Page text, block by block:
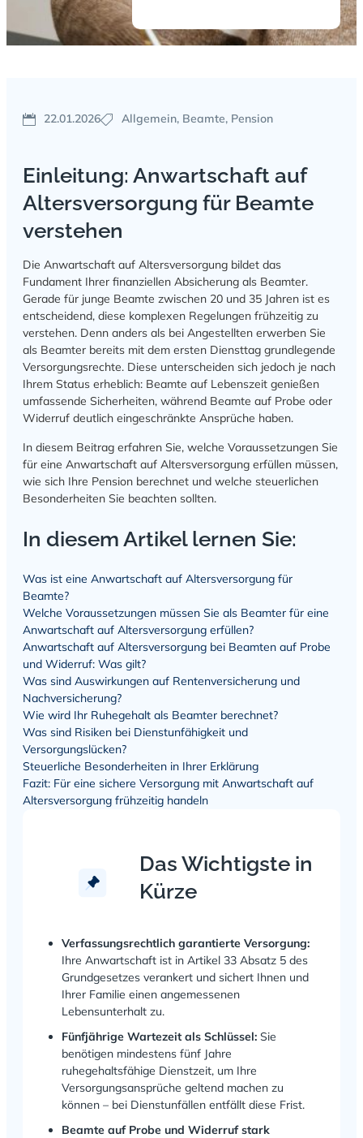
22.01.2026 Allgemein, Beamte, Pension
Einleitung: Anwartschaft auf
Altersversorgung für Beamte
verstehen
Die Anwartschaft auf Altersversorgung bildet das
Fundament Ihrer finanziellen Absicherung als Beamter.
Gerade für junge Beamte zwischen 20 und 35 Jahren ist es
entscheidend, diese komplexen Regelungen frühzeitig zu
verstehen. Denn anders als bei Angestellten erwerben Sie
als Beamter bereits mit dem ersten Diensttag grundlegende
Versorgungsrechte. Diese unterscheiden sich jedoch je nach
Ihrem Status erheblich: Beamte auf Lebenszeit genießen
umfassende Sicherheiten, während Beamte auf Probe oder
Widerruf deutlich eingeschränkte Ansprüche haben.
In diesem Beitrag erfahren Sie, welche Voraussetzungen Sie
für eine Anwartschaft auf Altersversorgung erfüllen müssen,
wie sich Ihre Pension berechnet und welche steuerlichen
Besonderheiten Sie beachten sollten.
In diesem Artikel lernen Sie:
Was ist eine Anwartschaft auf Altersversorgung für
Beamte?
Welche Voraussetzungen müssen Sie als Beamter für eine
Anwartschaft auf Altersversorgung erfüllen?
Anwartschaft auf Altersversorgung bei Beamten auf Probe
und Widerruf: Was gilt?
Was sind Auswirkungen auf Rentenversicherung und
Nachversicherung?
Wie wird Ihr Ruhegehalt als Beamter berechnet?
Was sind Risiken bei Dienstunfähigkeit und
Versorgungslücken?
Steuerliche Besonderheiten in Ihrer Erklärung
Fazit: Für eine sichere Versorgung mit Anwartschaft auf
Altersversorgung frühzeitig handeln
Das Wichtigste in
Kürze
Verfassungsrechtlich garantierte Versorgung:
Ihre Anwartschaft ist in Artikel 33 Absatz 5 des
Grundgesetzes verankert und sichert Ihnen und
Ihrer Familie einen angemessenen
Lebensunterhalt zu.
Fünfjährige Wartezeit als Schlüssel: Sie
benötigen mindestens fünf Jahre
ruhegehaltsfähige Dienstzeit, um Ihre
Versorgungsansprüche geltend machen zu
können – bei Dienstunfällen entfällt diese Frist.
Beamte auf Probe und Widerruf stark